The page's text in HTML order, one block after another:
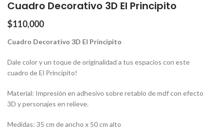
Cuadro Decorativo 3D El Principito
$110,000
Cuadro Decorativo 3D El Principito
Dale color y un toque de originalidad a tus espacios con este
cuadro de El Principito!
Material: Impresión en adhesivo sobre retablo de mdf con efecto
3D y personajes en relieve.
Medidas: 35 cm de ancho x 50 cm alto